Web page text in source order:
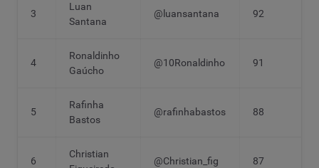
3
Luan
Santana
@luansantana 92
4
Ronaldinho
Gaúcho
@10Ronaldinho 91
5
Rafinha
Bastos
@rafinhabastos 88
6
Christian
@Christian_fig 87